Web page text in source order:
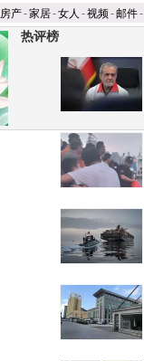
房产-家居-女人 -视频-邮件-
热评榜